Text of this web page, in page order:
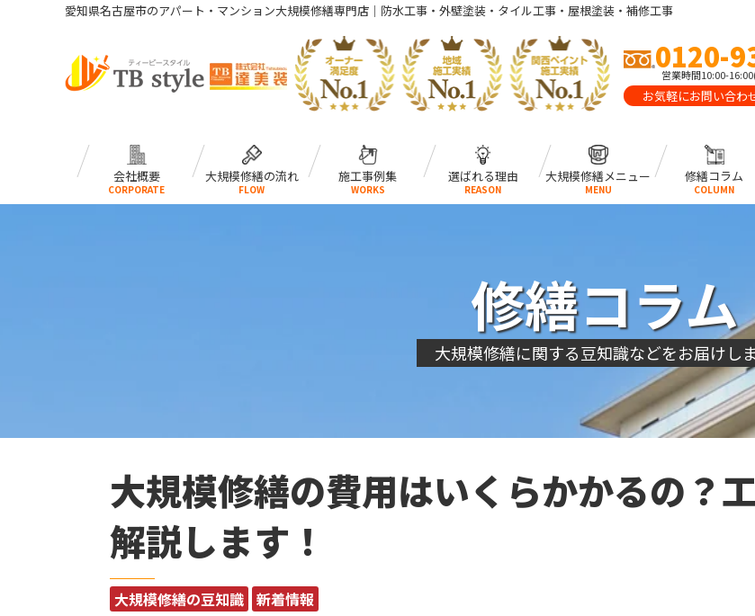
愛知県名古屋市のアパート・マンション大規模修繕専門店｜防水工事・外壁塗装・タイル工事・屋根塗装・補修工事
0120-
営業時間10:00-
お気軽にお問い合わ
会社概要
CORPORATE
大規模修繕の流れ
FLOW
施工事例集
WORKS
選ばれる理由
REASON
大規模修繕メニュー
MENU
修繕コラム
COLUMN
修繕コラム
大規模修繕に関する豆知識などをお届けし
大規模修繕の費用はいくらかかるの？
解説します！
大規模修繕の豆知識 新着情報